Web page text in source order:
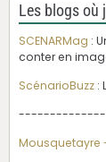
Les blogs où
SCENARMag :
conter en
ScénarioBuzz :
Mousquetayre